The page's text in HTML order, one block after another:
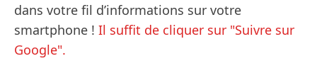
dans votre fil d’informations sur votre
smartphone ! Il suffit de cliquer sur "Suivre sur
Google".